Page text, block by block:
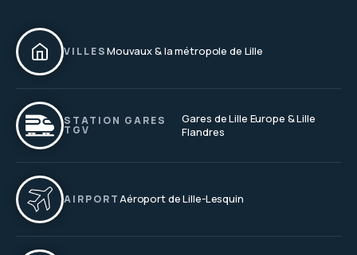
VILLESMouvaux & la métropole de Lille
STATION GARES
TGV
Gares de Lille Europe & Lille
Flandres
AIRPORTAéroport de Lille-Lesquin